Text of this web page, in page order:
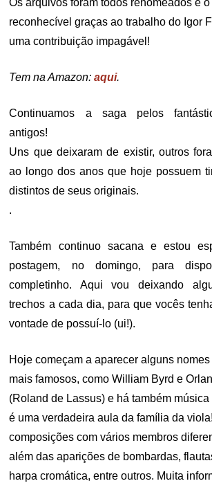
reconhecível graças ao trabalho do Igor
uma contribuição impagável!
Tem na Amazon:aqui.
Continuamos a saga pelos
antigos!
Uns que deixaram de existir, outros
ao longo dos anos que hoje possuem
distintos de seus originais.
.
Também continuo sacana e estou
postagem, no domingo, para
completinho. Aqui vou deixando
trechos a cada dia, para que vocês
vontade de possuí-lo (ui!).
Hoje começam a aparecer alguns
mais famosos, como William Byrd e
(Roland de Lassus) e há também
é uma verdadeira aula da família da
composições com vários membros
além das aparições de bombardas,
harpa cromática, entre outros. Muita